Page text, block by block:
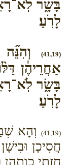
בָּשָׂ֑ר
לָרֹֽעַ׃
(41,19)
אַחֲרֵיהֶ֔ן
בָּשָׂ֑ר
לָרֹֽעַ׃
(41,19)
וְהָא
חֲסִיכָן
חֲזֵתִי